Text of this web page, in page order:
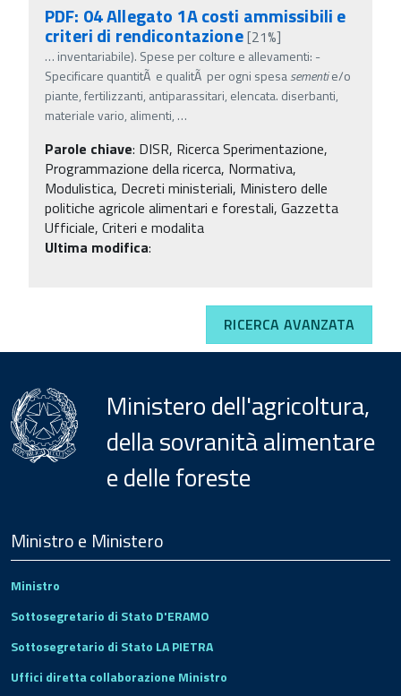
PDF: 04 Allegato 1A costi ammissibili e
criteri di rendicontazione[21%]
… inventariabile). Spese per colture e allevamenti: -
Specificare quantitÃ e qualitÃ per ogni spesasementie/o
piante, fertilizzanti, antiparassitari, elencata. diserbanti,
materiale vario, alimenti, …
Parole chiave: DISR, Ricerca Sperimentazione,
Programmazione della ricerca, Normativa,
Modulistica, Decreti ministeriali, Ministero delle
politiche agricole alimentari e forestali, Gazzetta
Ufficiale, Criteri e modalita
Ultima modifica:
RICERCA AVANZATA
Ministero dell'agricoltura,
della sovranità alimentare
e delle foreste
Footer
Ministro e Ministero
Ministro
Sottosegretario di Stato D'ERAMO
Sottosegretario di Stato LA PIETRA
Uffici diretta collaborazione Ministro